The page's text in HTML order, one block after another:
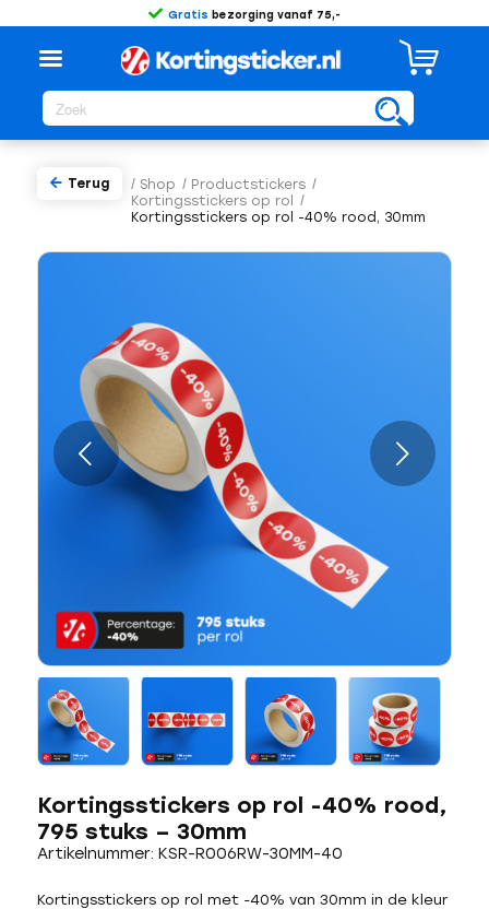
Gratis bezorging vanaf 75,-
/ Shop / Productstickers /
Kortingsstickers op rol
/
Kortingsstickers op rol -40% rood, 30mm
Terug
Volgende
Kortingsstickers op rol -40% rood,
795 stuks – 30mm
Artikelnummer: KSR-R006RW-30MM-40
Kortingsstickers op rol met -40% van 30mm in de kleur